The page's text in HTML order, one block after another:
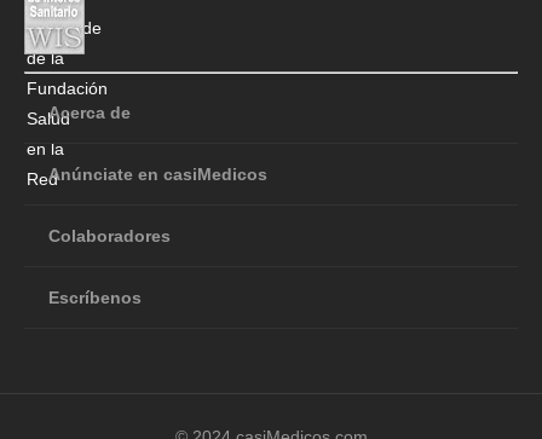
Acerca de
Anúnciate en casiMedicos
Colaboradores
Escríbenos